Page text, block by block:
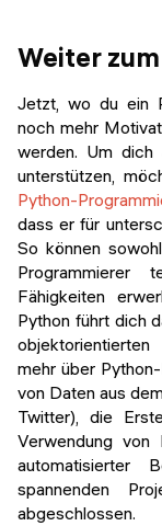
Weiter
Jetzt, wo du ein
noch mehr
werden. Um dich
unterstützen,
Python-
dass er für
So können
Programmierer
Fähigkeiten
Python führt dich
mehr über
von Daten aus
Twitter), die
Verwendung von
spannenden
abgeschlossen.